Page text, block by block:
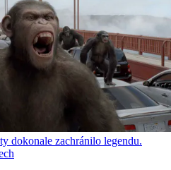
dokonale zachránilo legendu.